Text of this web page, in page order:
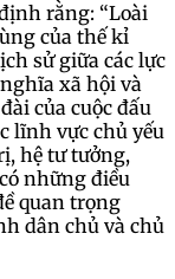
rằng: “Loài
của thế kỉ
sử giữa các lực
xã hội và
của cuộc đấu
lĩnh vực chủ yếu
hệ tư tưởng,
những điều
quan trọng
dân chủ và chủ